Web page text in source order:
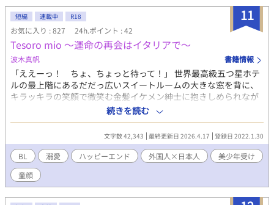
11
短編 連載中 R18
お気に入り : 827 24h.ポイント : 42
Tesoro mio 〜運命の再会はイタリアで〜
波木真帆 書籍情報
「ええーっ！ ちょ、ちょっと待って！」 世界最高級五つ星ホテ
ルの最上階にあるだだっ広いスイートルームの大きな窓を背に、
キラッキラの笑顔で微笑む金髪イケメン紳士に抱きしめられなが
ら、愛を囁かれている俺。 この状況、一体どうなってるんだよ
ー！！ ふとしたきっかけで豪華な旅行に行くことになった主人公
高野柚月と謎のイケメン紳士との溺愛甘々なお話です。 甘々イチ
ャラブハッピーエンドの短編小説です。 R18には※付けます。
続きを読む
文字数 42,343 最終更新日 2026.4.17 登録日 2022.1.30
BL 溺愛 ハッピーエンド 外国人×日本人
美少年受け
童顔